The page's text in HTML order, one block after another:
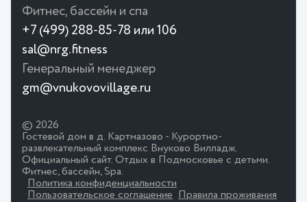
Фитнес, бассейн и спа
+7 (499) 288-85-78 или 106
sal@nrg.fitness
Генеральный менеджер
gm@vnukovovillage.ru
© 2026
Гостевой дом в д. Картмазово - Курортно-
развлекательный комплекс Внуково Вилладж.
Официальный сайт. Отдых в Подмосковье с детьми.
Фитнес, бассейн, Spa.
Политика конфиденциальности
Пользовательское соглашение
Правила проживания